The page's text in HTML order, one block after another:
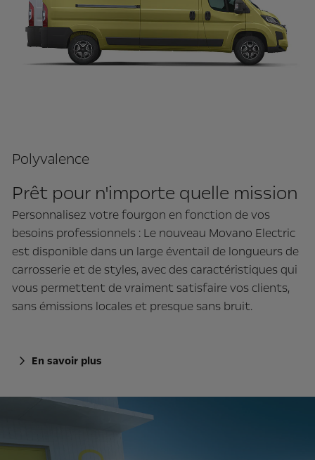
Polyvalence
Prêt pour n'importe quelle mission
Personnalisez votre fourgon en fonction de vos
besoins professionnels : Le nouveau Movano Electric
est disponible dans un large éventail de longueurs de
carrosserie et de styles, avec des caractéristiques qui
vous permettent de vraiment satisfaire vos clients,
sans émissions locales et presque sans bruit.
En savoir plus